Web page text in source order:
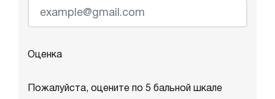
Оценка
Пожалуйста, оцените по 5 бальной шкале